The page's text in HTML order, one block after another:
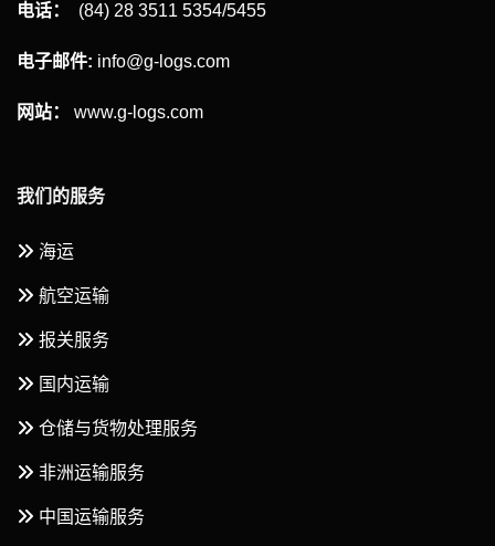
电话： (84) 28 3511 5354/5455
电子邮件: info@g-logs.com
网站： www.g-logs.com
我们的服务
海运
航空运输
报关服务
国内运输
仓储与货物处理服务
非洲运输服务
中国运输服务